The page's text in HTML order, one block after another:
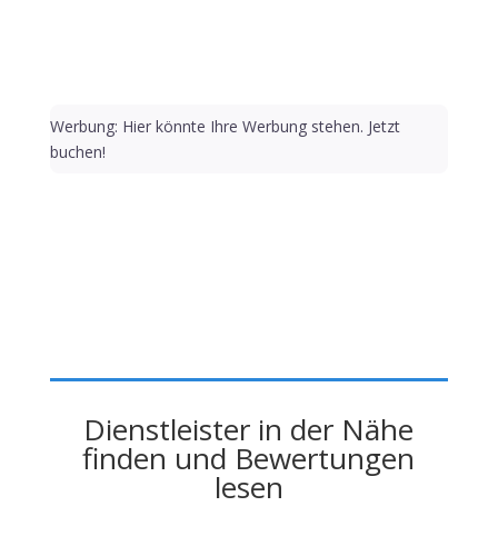
Werbung: Hier könnte Ihre Werbung stehen. Jetzt
buchen!
Dienstleister in der Nähe
finden und Bewertungen
lesen